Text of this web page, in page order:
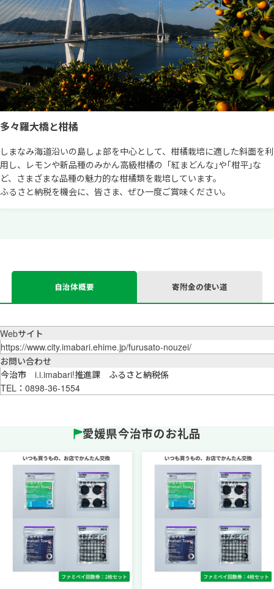
多々羅大橋と柑橘
しまなみ海道沿いの島しょ部を中心として、柑橘栽培に適した斜面を利
用し、レモンや新品種のみかん高級柑橘の「紅まどんな｣や｢柑平｣な
ど、さまざまな品種の魅力的な柑橘類を栽培しています。
ふるさと納税を機会に、皆さま、ぜひ一度ご賞味ください。
自治体概要 寄附金の使い道
Webサイト
https://www.city.imabari.ehime.jp/furusato-nouzei/
お問い合わせ
今治市 i.i.imabari!推進課 ふるさと納税係
TEL：0898-36-1554
愛媛県今治市のお礼品